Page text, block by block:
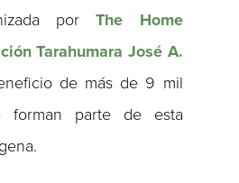
porThe Home
Tarahumara José A.
de más de 9 mil
forman parte de esta